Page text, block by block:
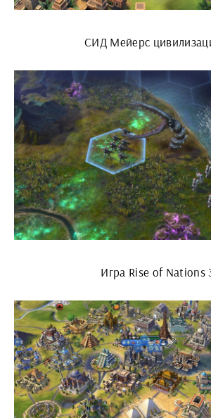
СИД Мейерс
Игра Rise of Nations